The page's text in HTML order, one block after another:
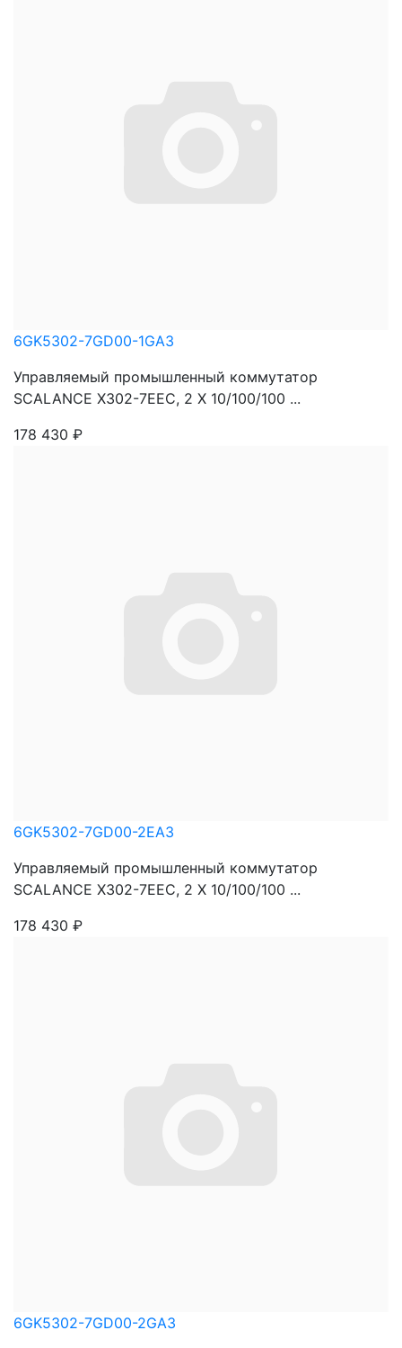
6GK5302-7GD00-1GA3
Управляемый промышленный коммутатор
SCALANCE X302-7EEC, 2 X 10/100/100 ...
178 430 ₽
6GK5302-7GD00-2EA3
Управляемый промышленный коммутатор
SCALANCE X302-7EEC, 2 X 10/100/100 ...
178 430 ₽
6GK5302-7GD00-2GA3